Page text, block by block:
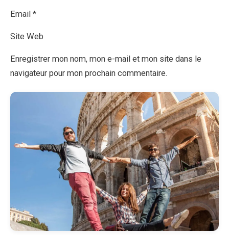
Email *
Site Web
Enregistrer mon nom, mon e-mail et mon site dans le
navigateur pour mon prochain commentaire.